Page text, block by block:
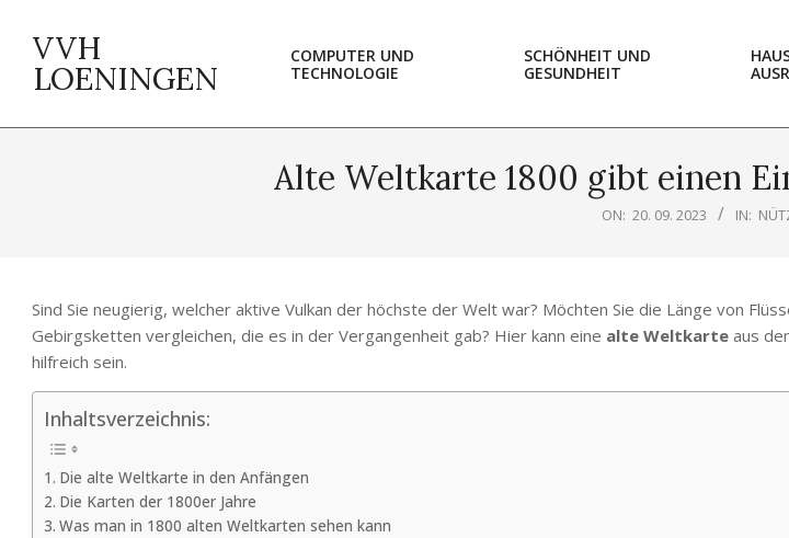
contentVVH
LOENINGEN
COMPUTER UND
TECHNOLOGIE
SCHÖNHEIT UND
GESUNDHEIT
Alte Weltkarte 1800 gibt einen
ON: 20. 09. 2023 IN:
Sind Sie neugierig, welcher aktive Vulkan der höchste der Welt war? Möchten Sie die Länge von
Gebirgsketten vergleichen, die es in der Vergangenheit gab? Hier kann eine alte Weltkarte aus
hilfreich sein.
Inhaltsverzeichnis:
Die alte Weltkarte in den Anfängen
Die Karten der 1800er Jahre
Was man in 1800 alten Weltkarten sehen kann